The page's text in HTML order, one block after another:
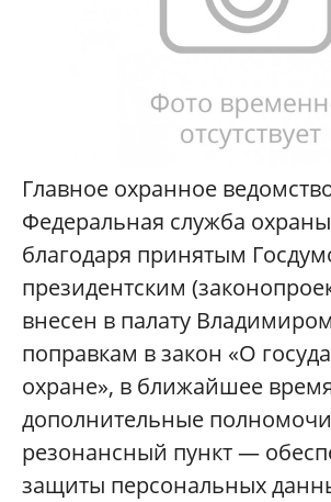
Главное охранное
Федеральная служба
благодаря принятым
президентским
внесен в палату
поправкам в закон «О
охране», в ближайшее
дополнительные
резонансный пункт —
защиты персональных